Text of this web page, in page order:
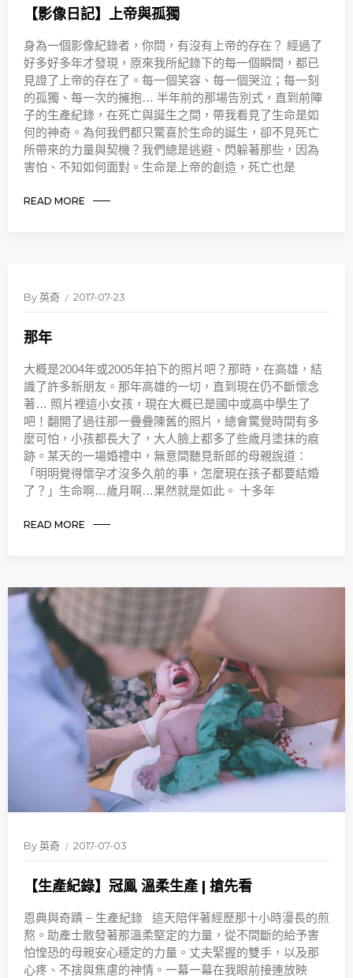
【影像日記】上帝與孤獨
身為一個影像紀錄者，你問，有沒有上帝的存在？ 經過了
好多好多年才發現，原來我所紀錄下的每一個瞬間，都已
見證了上帝的存在了。每一個笑容、每一個哭泣；每一刻
的孤獨、每一次的擁抱… 半年前的那場告別式，直到前陣
子的生產紀錄，在死亡與誕生之間，帶我看見了生命是如
何的神奇。為何我們都只驚喜於生命的誕生，卻不見死亡
所帶來的力量與契機？我們總是逃避、閃躲著那些，因為
害怕、不知如何面對。生命是上帝的創造，死亡也是
READ MORE
By英奇 2017-07-23
那年
大概是2004年或2005年拍下的照片吧？那時，在高雄，結
識了許多新朋友。那年高雄的一切，直到現在仍不斷懷念
著… 照片裡這小女孩，現在大概已是國中或高中學生了
吧！翻開了過往那一疊疊陳舊的照片，總會驚覺時間有多
麼可怕，小孩都長大了，大人臉上都多了些歲月塗抹的痕
跡。某天的一場婚禮中，無意間聽見新郎的母親說道：
「明明覺得懷孕才沒多久前的事，怎麼現在孩子都要結婚
了？」生命啊…歲月啊…果然就是如此。 十多年
READ MORE
By英奇 2017-07-03
【生產紀錄】冠鳯 溫柔生產 | 搶先看
恩典與奇蹟 – 生產紀錄 這天陪伴著經歷那十小時漫長的煎
熬。助產士散發著那溫柔堅定的力量，從不間斷的給予害
怕惶恐的母親安心穩定的力量。丈夫緊握的雙手，以及那
心疼、不捨與焦慮的神情。一幕一幕在我眼前接連放映